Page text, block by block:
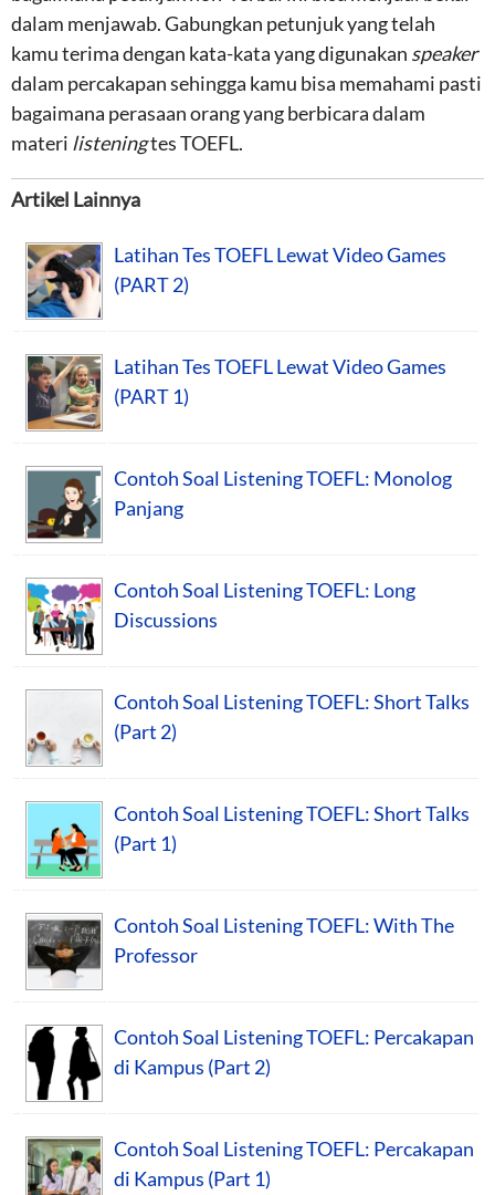
dalam menjawab. Gabungkan petunjuk yang telah
kamu terima dengan kata-kata yang digunakan speaker
dalam percakapan sehingga kamu bisa memahami pasti
bagaimana perasaan orang yang berbicara dalam
materi listeningtes TOEFL.
Artikel Lainnya
Latihan Tes TOEFL Lewat Video Games
(PART 2)
Latihan Tes TOEFL Lewat Video Games
(PART 1)
Contoh Soal Listening TOEFL: Monolog
Panjang
Contoh Soal Listening TOEFL: Long
Discussions
Contoh Soal Listening TOEFL: Short Talks
(Part 2)
Contoh Soal Listening TOEFL: Short Talks
(Part 1)
Contoh Soal Listening TOEFL: With The
Professor
Contoh Soal Listening TOEFL: Percakapan
di Kampus (Part 2)
Contoh Soal Listening TOEFL: Percakapan
di Kampus (Part 1)